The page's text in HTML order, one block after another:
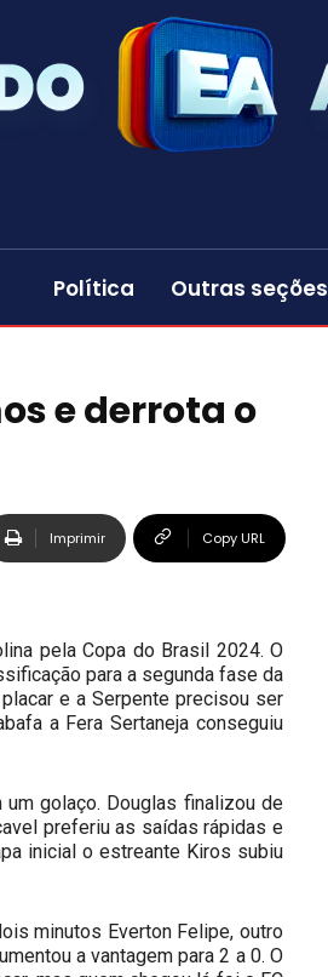
Política Outras seções
e derrota o
Imprimir Copy URL
pela Copa do Brasil 2024. O
para a segunda fase da
e a Serpente precisou ser
a Fera Sertaneja conseguiu
golaço. Douglas finalizou de
preferiu as saídas rápidas e
inicial o estreante Kiros subiu
minutos Everton Felipe, outro
a vantagem para 2 a 0. O